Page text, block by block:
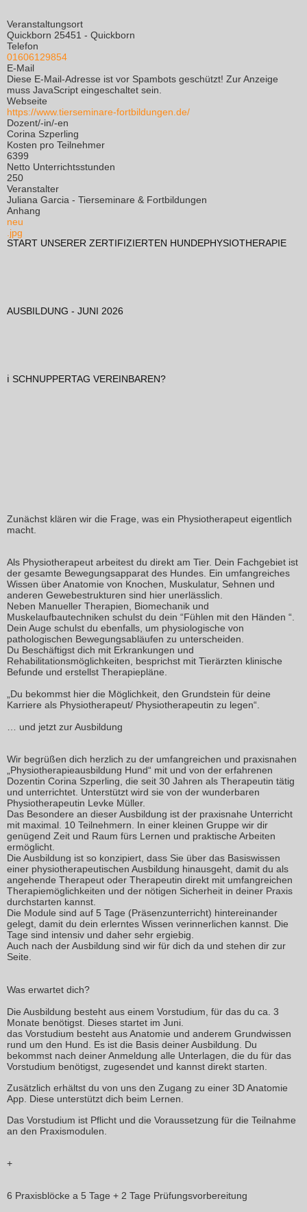
Veranstaltungsort
Quickborn 25451 - Quickborn
Telefon
01606129854
E-Mail
Diese E-Mail-Adresse ist vor Spambots geschützt! Zur Anzeige
muss JavaScript eingeschaltet sein.
Webseite
https://www.tierseminare-fortbildungen.de/
Dozent/-in/-en
Corina Szperling
Kosten pro Teilnehmer
6399
Netto Unterrichtsstunden
250
Veranstalter
Juliana Garcia - Tierseminare & Fortbildungen
Anhang
neu
.jpg
START UNSERER ZERTIFIZIERTEN HUNDEPHYSIOTHERAPIE
AUSBILDUNG - JUNI 2026
ℹ️ SCHNUPPERTAG VEREINBAREN?
Zunächst klären wir die Frage, was ein Physiotherapeut eigentlich
macht.
Als Physiotherapeut arbeitest du direkt am Tier. Dein Fachgebiet ist
der gesamte Bewegungsapparat des Hundes. Ein umfangreiches
Wissen über Anatomie von Knochen, Muskulatur, Sehnen und
anderen Gewebestrukturen sind hier unerlässlich.
Neben Manueller Therapien, Biomechanik und
Muskelaufbautechniken schulst du dein “Fühlen mit den Händen “.
Dein Auge schulst du ebenfalls, um physiologische von
pathologischen Bewegungsabläufen zu unterscheiden.
Du Beschäftigst dich mit Erkrankungen und
Rehabilitationsmöglichkeiten, besprichst mit Tierärzten klinische
Befunde und erstellst Therapiepläne.
„Du bekommst hier die Möglichkeit, den Grundstein für deine
Karriere als Physiotherapeut/ Physiotherapeutin zu legen“.
… und jetzt zur Ausbildung
Wir begrüßen dich herzlich zu der umfangreichen und praxisnahen
„Physiotherapieausbildung Hund“ mit und von der erfahrenen
Dozentin Corina Szperling, die seit 30 Jahren als Therapeutin tätig
und unterrichtet. Unterstützt wird sie von der wunderbaren
Physiotherapeutin Levke Müller.
Das Besondere an dieser Ausbildung ist der praxisnahe Unterricht
mit maximal. 10 Teilnehmern. In einer kleinen Gruppe wir dir
genügend Zeit und Raum fürs Lernen und praktische Arbeiten
ermöglicht.
Die Ausbildung ist so konzipiert, dass Sie über das Basiswissen
einer physiotherapeutischen Ausbildung hinausgeht, damit du als
angehende Therapeut oder Therapeutin direkt mit umfangreichen
Therapiemöglichkeiten und der nötigen Sicherheit in deiner Praxis
durchstarten kannst.
Die Module sind auf 5 Tage (Präsenzunterricht) hintereinander
gelegt, damit du dein erlerntes Wissen verinnerlichen kannst. Die
Tage sind intensiv und daher sehr ergiebig.
Auch nach der Ausbildung sind wir für dich da und stehen dir zur
Seite.
Was erwartet dich?
Die Ausbildung besteht aus einem Vorstudium, für das du ca. 3
Monate benötigst. Dieses startet im Juni.
das Vorstudium besteht aus Anatomie und anderem Grundwissen
rund um den Hund. Es ist die Basis deiner Ausbildung. Du
bekommst nach deiner Anmeldung alle Unterlagen, die du für das
Vorstudium benötigst, zugesendet und kannst direkt starten.
Zusätzlich erhältst du von uns den Zugang zu einer 3D Anatomie
App. Diese unterstützt dich beim Lernen.
Das Vorstudium ist Pflicht und die Voraussetzung für die Teilnahme
an den Praxismodulen.
+
6 Praxisblöcke a 5 Tage + 2 Tage Prüfungsvorbereitung